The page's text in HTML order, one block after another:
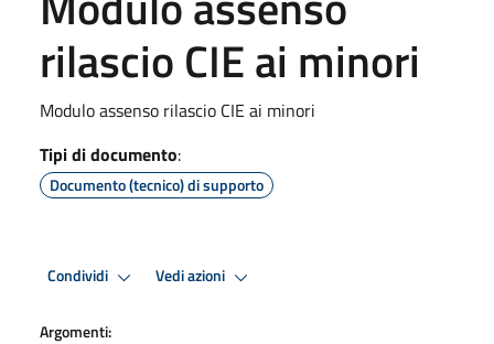
rilascio CIE ai minori
Modulo assenso rilascio CIE ai minori
Tipi di documento:
Documento (tecnico) di supporto
Condividi Vedi azioni
Argomenti: